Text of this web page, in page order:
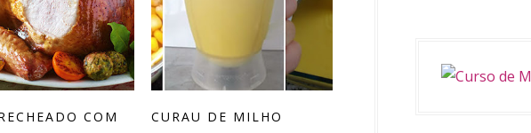
COM
CURAU DE MILHO